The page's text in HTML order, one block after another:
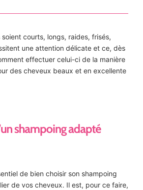
soient courts, longs, raides, frisés,
une attention délicate et ce, dès
effectuer celui-ci de la manière
des cheveux beaux et en excellente
shampoing adapté
de bien choisir son shampoing
de vos cheveux. Il est, pour ce faire,